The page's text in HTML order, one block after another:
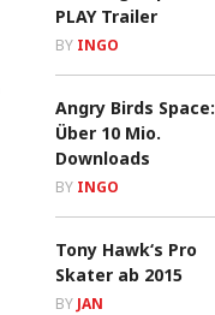
PLAY Trailer
BY INGO
Angry Birds Space:
Über 10 Mio.
Downloads
BY INGO
Tony Hawk‘s Pro
Skater ab 2015
BY JAN